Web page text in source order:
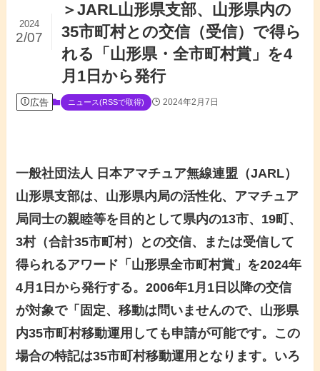
＞JARL山形県支部、山形県内の
35市町村との交信（受信）で得ら
れる「山形県・全市町村賞」を4
月1日から発行
2024
2/07
広告 ニュース(RSSで取得) 2024年2月7日
一般社団法人 日本アマチュア無線連盟（JARL）
山形県支部は、山形県内局の活性化、アマチュア
局同士の親睦等を目的として県内の13市、19町、
3村（合計35市町村）との交信、または受信して
得られるアワード「山形県全市町村賞」を2024年
4月1日から発行する。2006年1月1日以降の交信
が対象で「固定、移動は問いませんので、山形県
内35市町村移動運用しても申請が可能です。この
場合の特記は35市町村移動運用となります。いろ